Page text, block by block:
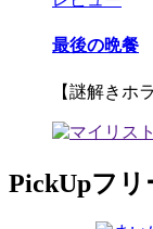
最後の晩餐
【謎解きホ
PickUpフリ